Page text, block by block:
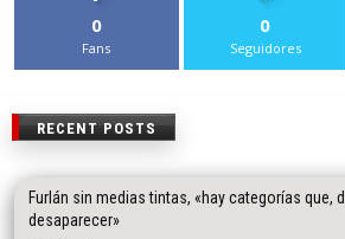
0
Fans
0
Seguidores
RECENT POSTS
Furlán sin medias tintas, «hay categorías que,
desaparecer»